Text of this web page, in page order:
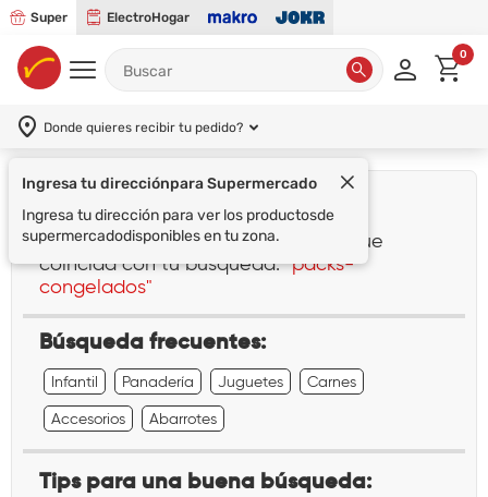
Super ElectroHogar
0
Donde quieres recibir tu pedido?
Ingresa tu direcciónpara Supermercado
Ingresa tu dirección para ver los productosde
supermercadodisponibles en tu zona.
¡Lo sentimos!
No encontramos ningún resultado que
coincida con tu búsqueda:"packs-
congelados"
Búsqueda frecuentes:
Infantil Panadería Juguetes Carnes
Accesorios Abarrotes
Tips para una buena búsqueda: